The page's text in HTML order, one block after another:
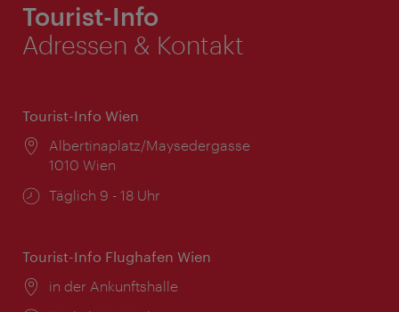
Tourist-Info
Adressen & Kontakt
Tourist-Info Wien
Ort:
Albertinaplatz/Maysedergasse
1010 Wien
Öffnungszeiten:
Täglich 9 - 18 Uhr
Tourist-Info Flughafen Wien
Ort:
in der Ankunftshalle